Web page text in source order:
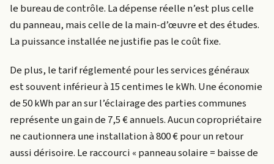
le bureau de contrôle. La dépense réelle n’est plus celle
du panneau, mais celle de la main-d’œuvre et des études.
La puissance installée ne justifie pas le coût fixe.
De plus, le tarif réglementé pour les services généraux
est souvent inférieur à 15 centimes le kWh. Une économie
de 50 kWh par an sur l’éclairage des parties communes
représente un gain de 7,5 € annuels. Aucun copropriétaire
ne cautionnera une installation à 800 € pour un retour
aussi dérisoire. Le raccourci « panneau solaire = baisse de